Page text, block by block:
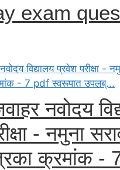
exam
नवोदय
- नमुना
क्रमांक -